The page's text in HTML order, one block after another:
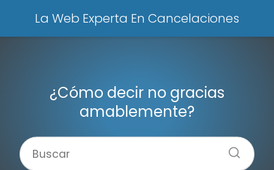
La Web Experta En Cancelaciones
¿Cómo decir no gracias
amablemente?